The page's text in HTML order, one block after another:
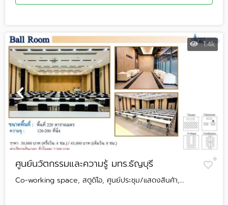
1.4k
ศูนย์นวัตกรรมและความรู้ มทร.ธัญบุรี
Co-working space, สตูดิโอ, ศูนย์ประชุม/แสดงสินค้า,...